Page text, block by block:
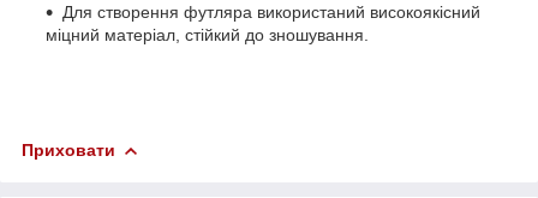
Для створення футляра використаний високоякісний
міцний матеріал, стійкий до зношування.
Приховати